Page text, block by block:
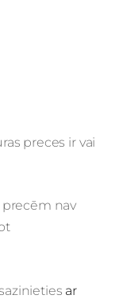
preces ir vai
nav
ar